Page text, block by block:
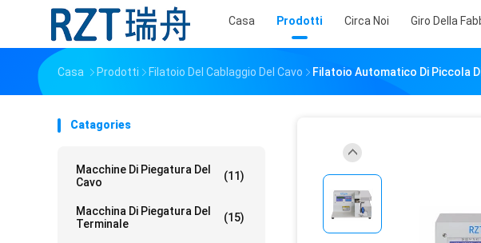
Casa Prodotti Circa Noi Giro Della
Casa Prodotti Filatoio Del Cablaggio Del Cavo Filatoio Automatico Di Piccola
Catagories
Macchine Di Piegatura Del
Cavo
(11)
Macchina Di Piegatura Del
Terminale
(15)